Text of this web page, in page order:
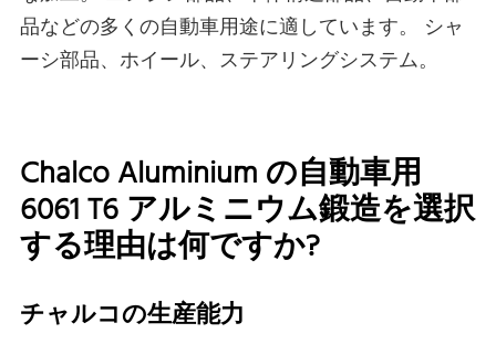
品などの多くの自動車用途に適しています。 シャ
ーシ部品、ホイール、ステアリングシステム。
Chalco Aluminium の自動車用
6061 T6 アルミニウム鍛造を選択
する理由は何ですか?
チャルコの生産能力